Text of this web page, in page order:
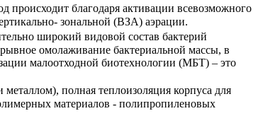
происходит благодаря активации всевозможного
зональной (ВЗА) аэрации.
широкий видовой состав бактерий
омолаживание бактериальной массы, в
малоотходной биотехнологии (МБТ) – это
полная теплоизоляция корпуса для
материалов - полипропиленовых